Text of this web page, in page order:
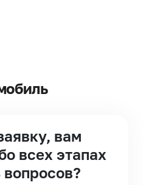
WhatsApp
вам
всех этапах
вопросов?